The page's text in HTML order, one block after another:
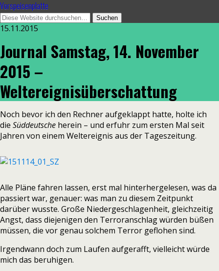
Vorspeisenplatte
15.11.2015
Journal Samstag, 14. November
2015 –
Weltereignisüberschattung
Noch bevor ich den Rechner aufgeklappt hatte, holte ich
die Süddeutsche herein – und erfuhr zum ersten Mal seit
Jahren von einem Weltereignis aus der Tageszeitung.
Alle Pläne fahren lassen, erst mal hinterhergelesen, was da
passiert war, genauer: was man zu diesem Zeitpunkt
darüber wusste. Große Niedergeschlagenheit, gleichzeitig
Angst, dass diejenigen den Terroranschlag würden büßen
müssen, die vor genau solchem Terror geflohen sind.
Irgendwann doch zum Laufen aufgerafft, vielleicht würde
mich das beruhigen.